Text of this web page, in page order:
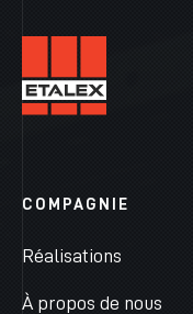
COMPAGNIE
Réalisations
À propos de nous